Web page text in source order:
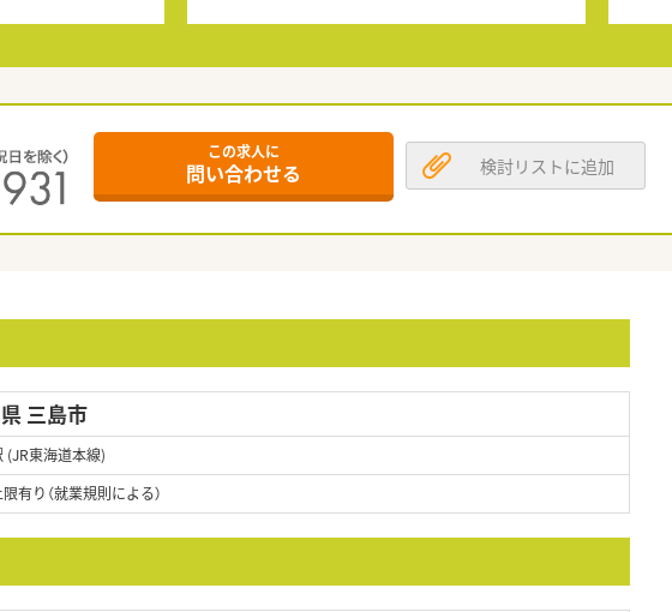
この求人に
問い合わせる 検討リストに追加
三島市
(JR東海道本線)
有り（就業規則による）